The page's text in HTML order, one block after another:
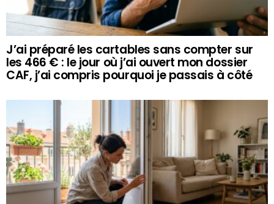
J’ai préparé les cartables sans compter sur
les 466 € : le jour où j’ai ouvert mon dossier
CAF, j’ai compris pourquoi je passais à côté